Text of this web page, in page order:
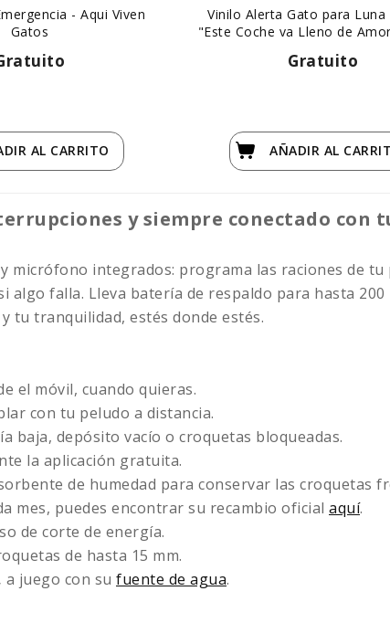
- Aqui Viven
Gatos
AL CARRITO
Vinilo Alerta Gato para Luna
"Este Coche va Lleno de
Gratuito
AÑADIR AL
y siempre conectado con
micrófono integrados: programa las raciones de
algo falla. Lleva batería de respaldo para hasta
tu tranquilidad, estés donde estés.
el móvil, cuando quieras.
con tu peludo a distancia.
baja, depósito vacío o croquetas bloqueadas.
la aplicación gratuita.
de humedad para conservar las croquetas
mes, puedes encontrar su recambio oficial aquí.
de corte de energía.
de hasta 15 mm.
a juego con su fuente de agua.